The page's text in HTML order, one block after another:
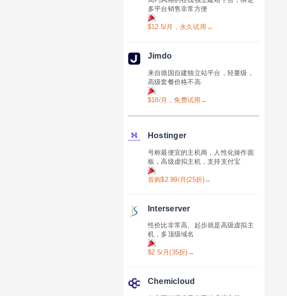
多平台销售非常方便
$12.5/月，永久试用→
Jimdo
来自德国自建独立站平台，轻量级，
高级套餐价格不高
$18/月，免费试用→
Hostinger
号称最便宜的主机商，人性化操作面
板，高级虚拟主机，支持支付宝
首购$2.99/月(25折)→
Interserver
性价比非常高、起步就是高级虚拟主
机，多顶级域名
$2.5/月(35折)→
Chemicloud